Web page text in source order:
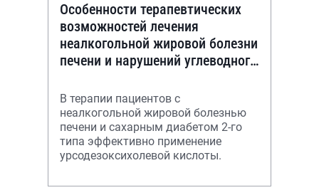
Особенности терапевтических
возможностей лечения
неалкогольной жировой болезни
печени и нарушений углеводного
В терапии пациентов с
неалкогольной жировой болезнью
печени и сахарным диабетом 2-го
типа эффективно применение
урсодезоксихолевой кислоты.